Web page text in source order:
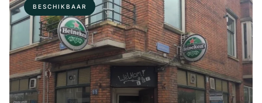
BESCHIKBAAR